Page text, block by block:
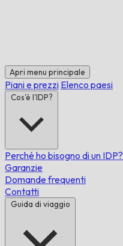
Apri menu principale
Piani e prezzi Elenco paesi
Cos'è l'IDP?
Perché ho bisogno di un IDP?
Garanzie
Domande frequenti
Contatti
Guida di viaggio